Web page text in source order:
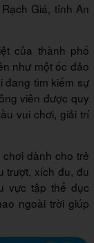
Giá, tỉnh An
của thành phố
như một ốc đảo
đang tìm kiếm sự
viên được quy
vui chơi, giải trí
dành cho trẻ
trượt, xích đu, đu
vực tập thể dục
ngoài trời giúp